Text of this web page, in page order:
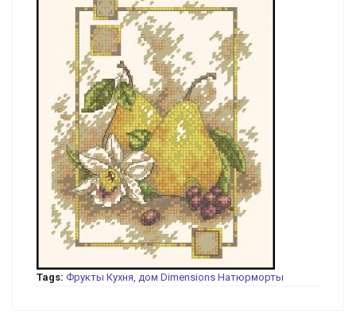
Tags: Фрукты Кухня, дом Dimensions Натюрморты